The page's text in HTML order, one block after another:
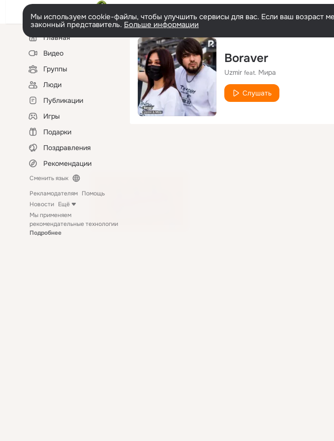
Мы используем cookie-файлы, чтобы улучшить сервисы для вас. Если ваш возраст
законный представитель. Больше информации
Левая
колонкаГлавная
Видео
Группы
Люди
Публикации
Игры
Подарки
Поздравления
Рекомендации
Сменить язык
Рекламодателям Помощь
Новости Ещё
Мы применяем
рекомендательные технологии
Подробнее
Boraver
Uzmir feat. Мира
Слушать